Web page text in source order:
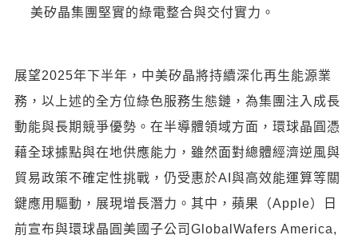
美矽晶集團堅實的綠電整合與交付實力。
展望2025年下半年，中美矽晶將持續深化再生能源業
務，以上述的全方位綠色服務生態鏈，為集團注入成長
動能與長期競爭優勢。在半導體領域方面，環球晶圓憑
藉全球據點與在地供應能力，雖然面對總體經濟逆風與
貿易政策不確定性挑戰，仍受惠於AI與高效能運算等關
鍵應用驅動，展現增長潛力。其中，蘋果（Apple）日
前宣布與環球晶圓美國子公司GlobalWafers America,